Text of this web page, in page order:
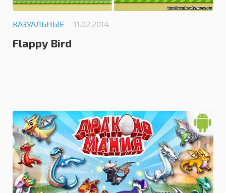
КАЗУАЛЬНЫЕ 11.02.2014
Flappy Bird
5.0